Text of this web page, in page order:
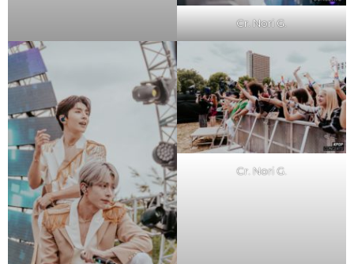
Cr. Nori G.
Cr. Nori G.